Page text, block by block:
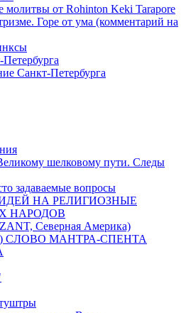
молитвы от Rohinton Keki Tarapore
Горе от ума (комментарий на
Санкт-Петербурга
шелковому пути. Следы
задаваемые вопросы
НА РЕЛИГИОЗНЫЕ
НАРОДОВ
Северная Америка)
СЛОВО МАНТРА-СПЕНТА